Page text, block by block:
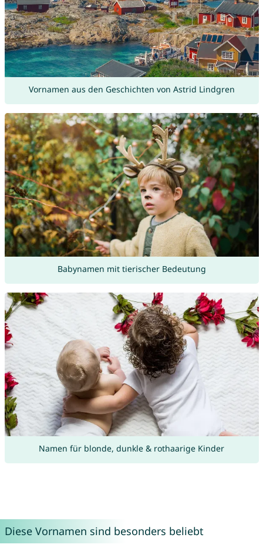
Vornamen aus den Geschichten von Astrid Lindgren
Babynamen mit tierischer Bedeutung
Namen für blonde, dunkle & rothaarige Kinder
Diese Vornamen sind besonders beliebt